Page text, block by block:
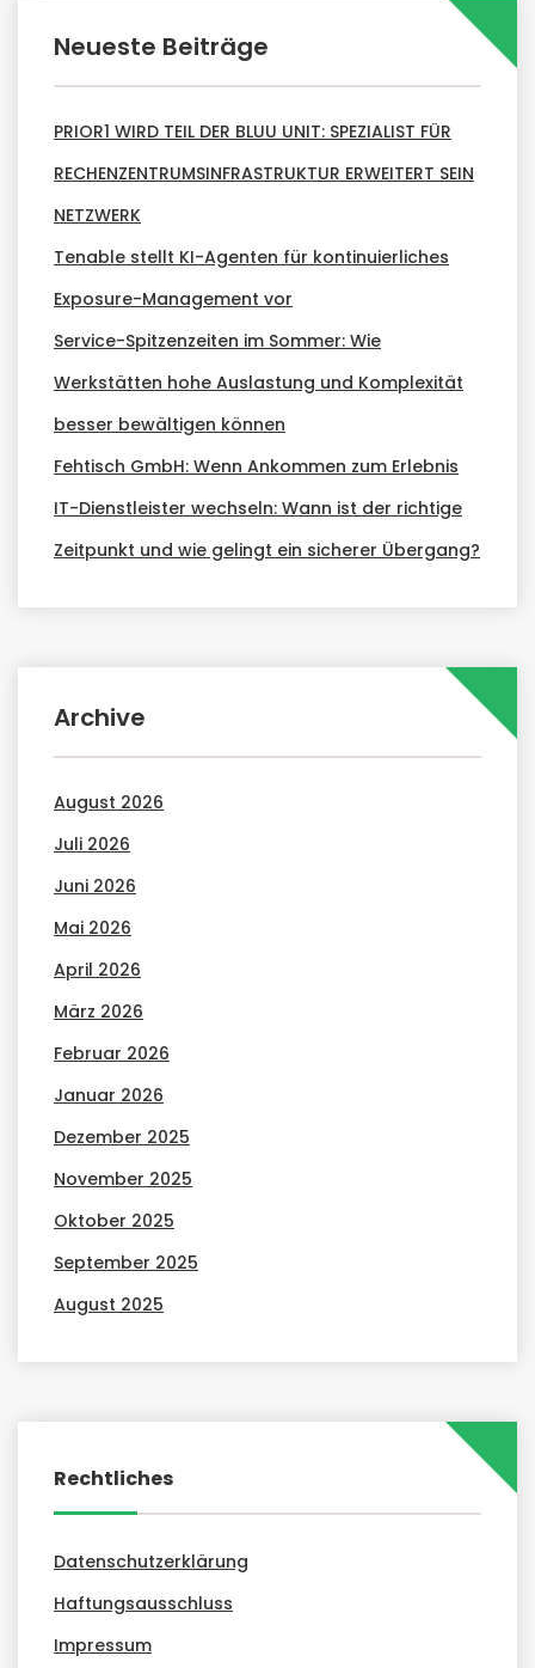
Neueste Beiträge
PRIOR1 WIRD TEIL DER BLUU UNIT: SPEZIALIST FÜR
RECHENZENTRUMSINFRASTRUKTUR ERWEITERT SEIN
NETZWERK
Tenable stellt KI-Agenten für kontinuierliches
Exposure-Management vor
Service-Spitzenzeiten im Sommer: Wie
Werkstätten hohe Auslastung und Komplexität
besser bewältigen können
Fehtisch GmbH: Wenn Ankommen zum Erlebnis
IT-Dienstleister wechseln: Wann ist der richtige
Zeitpunkt und wie gelingt ein sicherer Übergang?
Archive
August 2026
Juli 2026
Juni 2026
Mai 2026
April 2026
März 2026
Februar 2026
Januar 2026
Dezember 2025
November 2025
Oktober 2025
September 2025
August 2025
Rechtliches
Datenschutzerklärung
Haftungsausschluss
Impressum